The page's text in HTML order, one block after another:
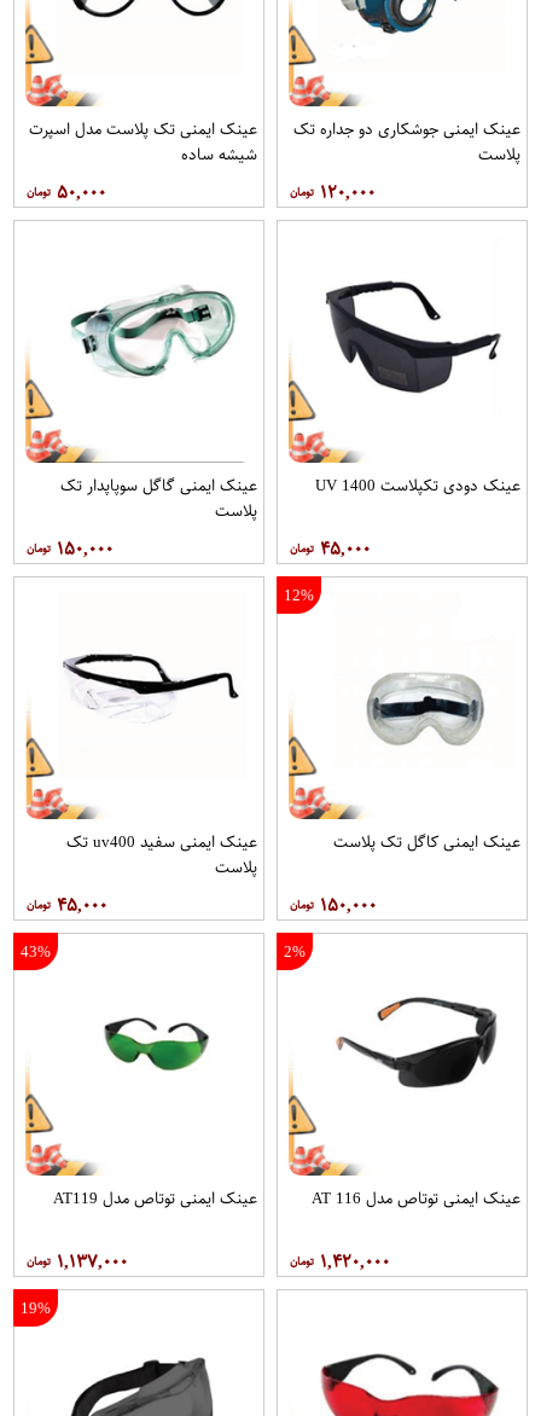
عینک ایمنی جوشکاری دو جداره تک
پلاست
۱۲۰,۰۰۰
عینک ایمنی تک پلاست مدل اسپرت
شیشه ساده
۵۰,۰۰۰
عینک دودی تکپلاست 1400 UV
۴۵,۰۰۰
عینک ایمنی گاگل سوپاپدار تک
پلاست
۱۵۰,۰۰۰
12%
عینک ایمنی کاگل تک پلاست
۱۵۰,۰۰۰
عینک ایمنی سفید uv400 تک
پلاست
۴۵,۰۰۰
2%
عینک ایمنی توتاص مدل AT 116
۱,۴۲۰,۰۰۰
43%
عینک ایمنی توتاص مدل AT119
۱,۱۳۷,۰۰۰
19%